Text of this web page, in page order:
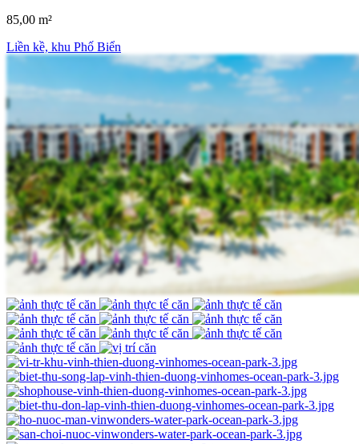
85,00 m²
Liền kề, khu Phố Biển